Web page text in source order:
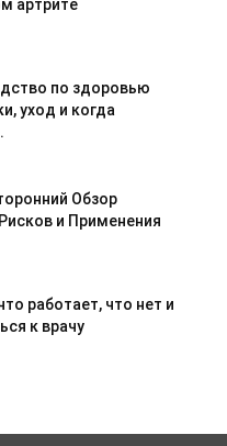
артрите
по здоровью
уход и когда
Обзор
и Применения
работает, что нет и
к врачу